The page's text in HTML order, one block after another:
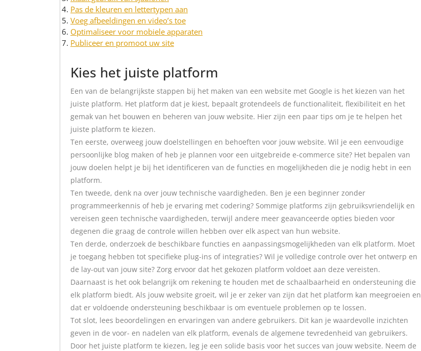
Pas de kleuren en lettertypen aan
Voeg afbeeldingen en video’s toe
Optimaliseer voor mobiele apparaten
Publiceer en promoot uw site
Kies het juiste platform
Een van de belangrijkste stappen bij het maken van een website met Google is het kiezen van het
juiste platform. Het platform dat je kiest, bepaalt grotendeels de functionaliteit, flexibiliteit en het
gemak van het bouwen en beheren van jouw website. Hier zijn een paar tips om je te helpen het
juiste platform te kiezen.
Ten eerste, overweeg jouw doelstellingen en behoeften voor jouw website. Wil je een eenvoudige
persoonlijke blog maken of heb je plannen voor een uitgebreide e-commerce site? Het bepalen van
jouw doelen helpt je bij het identificeren van de functies en mogelijkheden die je nodig hebt in een
platform.
Ten tweede, denk na over jouw technische vaardigheden. Ben je een beginner zonder
programmeerkennis of heb je ervaring met codering? Sommige platforms zijn gebruiksvriendelijk en
vereisen geen technische vaardigheden, terwijl andere meer geavanceerde opties bieden voor
degenen die graag de controle willen hebben over elk aspect van hun website.
Ten derde, onderzoek de beschikbare functies en aanpassingsmogelijkheden van elk platform. Moet
je toegang hebben tot specifieke plug-ins of integraties? Wil je volledige controle over het ontwerp en
de lay-out van jouw site? Zorg ervoor dat het gekozen platform voldoet aan deze vereisten.
Daarnaast is het ook belangrijk om rekening te houden met de schaalbaarheid en ondersteuning die
elk platform biedt. Als jouw website groeit, wil je er zeker van zijn dat het platform kan meegroeien en
dat er voldoende ondersteuning beschikbaar is om eventuele problemen op te lossen.
Tot slot, lees beoordelingen en ervaringen van andere gebruikers. Dit kan je waardevolle inzichten
geven in de voor- en nadelen van elk platform, evenals de algemene tevredenheid van gebruikers.
Door het juiste platform te kiezen, leg je een solide basis voor het succes van jouw website. Neem de